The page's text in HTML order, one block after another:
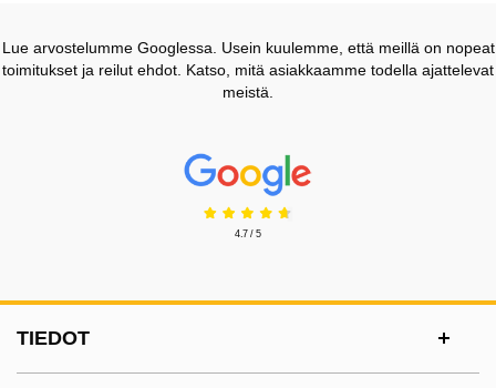
Lue arvostelumme Googlessa. Usein kuulemme, että meillä on nopeat
toimitukset ja reilut ehdot. Katso, mitä asiakkaamme todella ajattelevat
meistä.
Prisjakt Arvostelu: 4.7 Tähdet
4.7 / 5
TIEDOT